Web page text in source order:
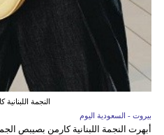
النجمة
بيروت - السعودية اليوم
أبهرت النجمة اللبنانية كارمن بصيبص